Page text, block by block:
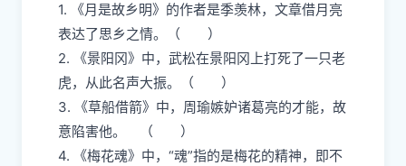
1. 《月是故乡明》的作者是季羡林，文章借月亮
表达了思乡之情。（ ）
2. 《景阳冈》中，武松在景阳冈上打死了一只老
虎，从此名声大振。（ ）
3. 《草船借箭》中，周瑜嫉妒诸葛亮的才能，故
意陷害他。 （ ）
4. 《梅花魂》中，“魂”指的是梅花的精神，即不